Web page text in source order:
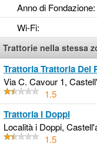
Anno di Fondazione:
Wi-Fi:
Trattorie nella stessa
Trattoria Trattoria Del
Via C. Cavour 1,
1.5
Trattoria I Doppi
Località i Doppi,
1.5